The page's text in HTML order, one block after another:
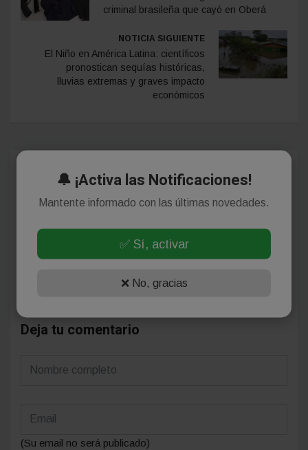
criminal brasileña que cayó en Oberá
NOTICIA SIGUIENTE
El Niño en América Latina: científicos
pronostican sequías históricas,
lluvias extremas y graves impacto
económicos
Comentarios
¡Sin comentarios aún!
Deja tu comentario
(Su email no será publicado)
🔔 ¡Activa las Notificaciones!
Mantente informado con las últimas novedades.
✅ Sí, activar
❌ No, gracias